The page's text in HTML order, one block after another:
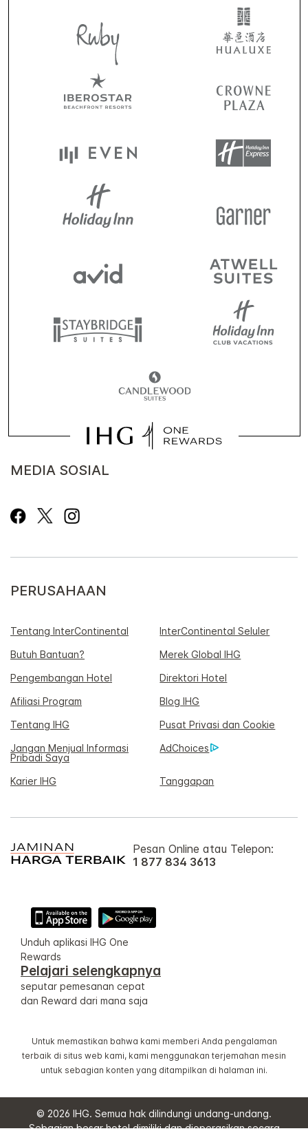
MEDIA SOSIAL
PERUSAHAAN
Tentang InterContinental
InterContinental Seluler
Butuh Bantuan?
Merek Global IHG
Pengembangan Hotel
Direktori Hotel
Afiliasi Program
Blog IHG
Tentang IHG
Pusat Privasi dan Cookie
Jangan Menjual Informasi
Pribadi Saya
AdChoices
Karier IHG Tanggapan
Pesan Online atau Telepon:
1 877 834 3613
Unduh aplikasi IHG One
Rewards
Pelajari selengkapnya
seputar pemesanan cepat
dan Reward dari mana saja
Untuk memastikan bahwa kami memberi Anda pengalaman
terbaik di situs web kami, kami menggunakan terjemahan mesin
untuk sebagian konten yang ditampilkan di halaman ini.
© 2026 IHG. Semua hak dilindungi undang-undang.
Sebagian besar hotel dimiliki dan dioperasikan secara